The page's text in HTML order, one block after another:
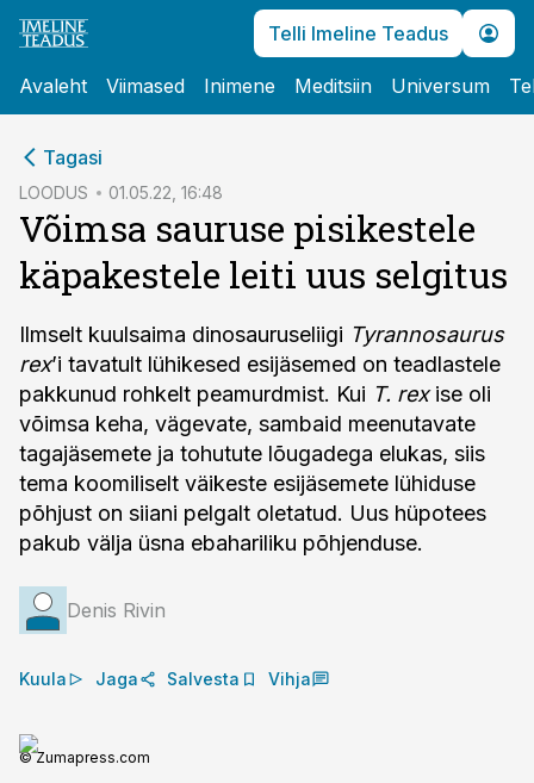
Telli Imeline Teadus
Avaleht Viimased Inimene Meditsiin Universum
Tagasi
LOODUS 01.05.22, 16:48
Võimsa sauruse pisikestele
käpakestele leiti uus selgitus
Ilmselt kuulsaima dinosauruseliigi Tyrannosaurus
rex’i tavatult lühikesed esijäsemed on teadlastele
pakkunud rohkelt peamurdmist. Kui T. rexise oli
võimsa keha, vägevate, sambaid meenutavate
tagajäsemete ja tohutute lõugadega elukas, siis
tema koomiliselt väikeste esijäsemete lühiduse
põhjust on siiani pelgalt oletatud. Uus hüpotees
pakub välja üsna ebahariliku põhjenduse.
Denis Rivin
Kuula Jaga Salvesta Vihja
© Zumapress.com